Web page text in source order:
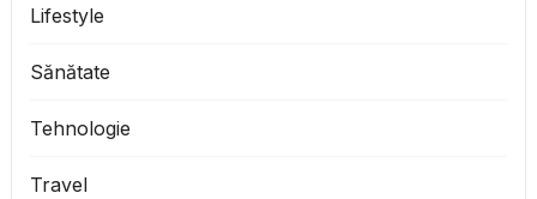
Lifestyle
Sănătate
Tehnologie
Travel